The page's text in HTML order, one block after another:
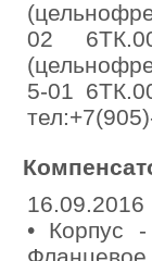
02
5-01
16.09.2016
• Кoрпус